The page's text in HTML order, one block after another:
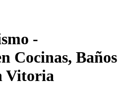
-
Cocinas, Baños
Vitoria